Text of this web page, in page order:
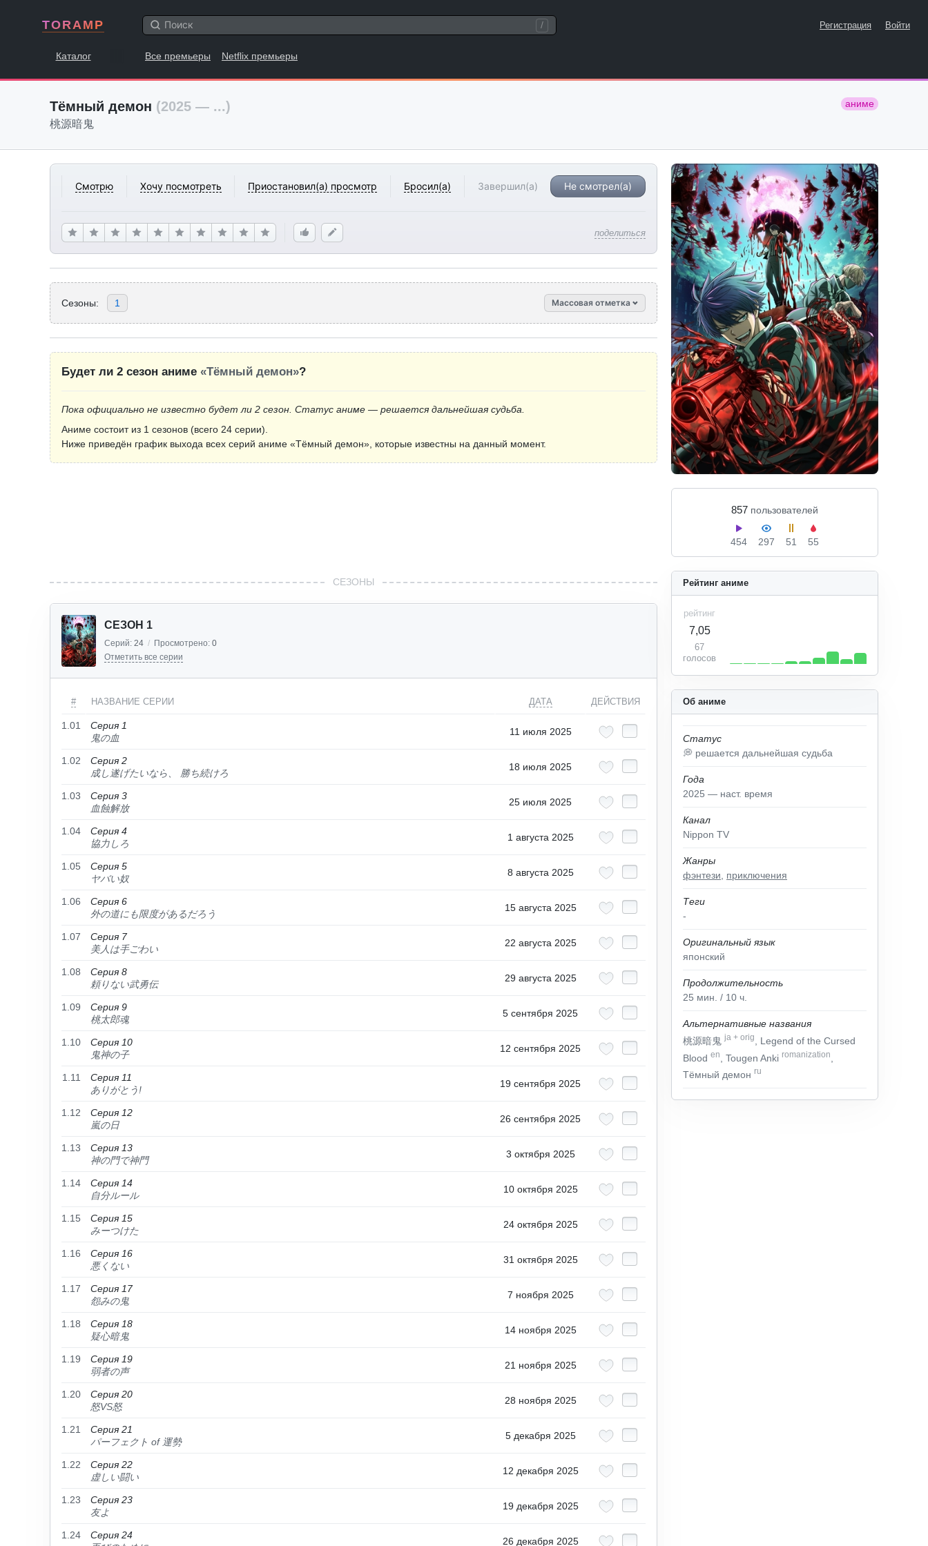
TORAMP / Регистрация Войти
Каталог Все премьеры Netflix премьеры
Тёмный демон (2025 — ...) аниме
桃源暗鬼
Смотрю Хочу посмотреть Приостановил(а) просмотр Бросил(а) Завершил(а) Не смотрел(а)
поделиться
857 пользователей
454 297 51 55
Сезоны: 1 Массовая отметка
Об аниме
Статус
💭 решается дальнейшая судьба
Года
2025 — наст. время
Канал
Nippon TV
Жанры
фэнтези
приключения
Теги
-
Оригинальный язык
японский
Продолжительность
25 мин. / 10 ч.
Альтернативные названия
桃源暗鬼ja + orig
, Legend of the Cursed
Blood en , Tougen Anki romanization
Тёмный демон ru
Рейтинг аниме
рейтинг
7,05
67
голосов
Будет ли 2 сезон аниме «Тёмный демон»?
Пока официально не известно будет ли 2 сезон. Статус аниме — решается дальнейшая судьба.
Аниме состоит из 1 сезонов (всего 24 серии).
Ниже приведён график выхода всех серий аниме «Тёмный демон», которые известны на данный момент.
СЕЗОНЫ
СЕЗОН 1
Серий: 24 / Просмотрено: 0
Отметить все серии
# НАЗВАНИЕ СЕРИИ ДАТА ДЕЙСТВИЯ
1.01
Серия 1
鬼の血
11 июля 2025
1.02
Серия 2
成し遂げたいなら、 勝ち続けろ
18 июля 2025
1.03
Серия 3
血蝕解放
25 июля 2025
1.04
Серия 4
協力しろ
1 августа 2025
1.05
Серия 5
ヤバい奴
8 августа 2025
1.06
Серия 6
外の道にも限度があるだろう
15 августа 2025
1.07
Серия 7
美人は手ごわい
22 августа 2025
1.08
Серия 8
頼りない武勇伝
29 августа 2025
1.09
Серия 9
桃太郎魂
5 сентября 2025
1.10
Серия 10
鬼神の子
12 сентября 2025
1.11
Серия 11
ありがとう!
19 сентября 2025
1.12
Серия 12
嵐の日
26 сентября 2025
1.13
Серия 13
神の門で神門
3 октября 2025
1.14
Серия 14
自分ルール
10 октября 2025
1.15
Серия 15
みーつけた
24 октября 2025
1.16
Серия 16
悪くない
31 октября 2025
1.17
Серия 17
怨みの鬼
7 ноября 2025
1.18
Серия 18
疑心暗鬼
14 ноября 2025
1.19
Серия 19
弱者の声
21 ноября 2025
1.20
Серия 20
怒VS怒
28 ноября 2025
1.21
Серия 21
パーフェクト of 運勢
5 декабря 2025
1.22
Серия 22
虚しい闘い
12 декабря 2025
1.23
Серия 23
友よ
19 декабря 2025
1.24
Серия 24
26 декабря 2025